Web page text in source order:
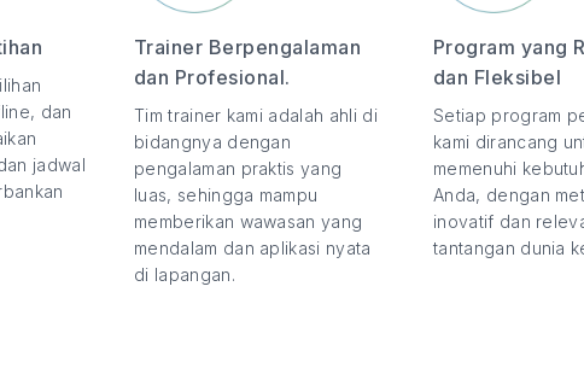
dan
jadwal
Trainer Berpengalaman
dan Profesional.
Tim trainer kami adalah ahli di
bidangnya dengan
pengalaman praktis yang
luas, sehingga mampu
memberikan wawasan yang
mendalam dan aplikasi nyata
di lapangan.
Program yang
dan Fleksibel
Setiap program
kami dirancang
memenuhi
Anda, dengan
inovatif dan
tantangan dunia